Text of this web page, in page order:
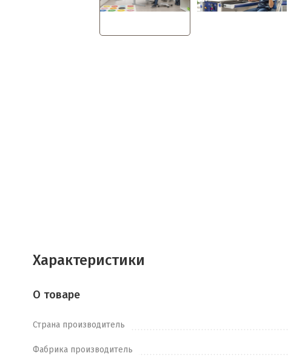
Характеристики
О товаре
Страна производитель
Фабрика производитель